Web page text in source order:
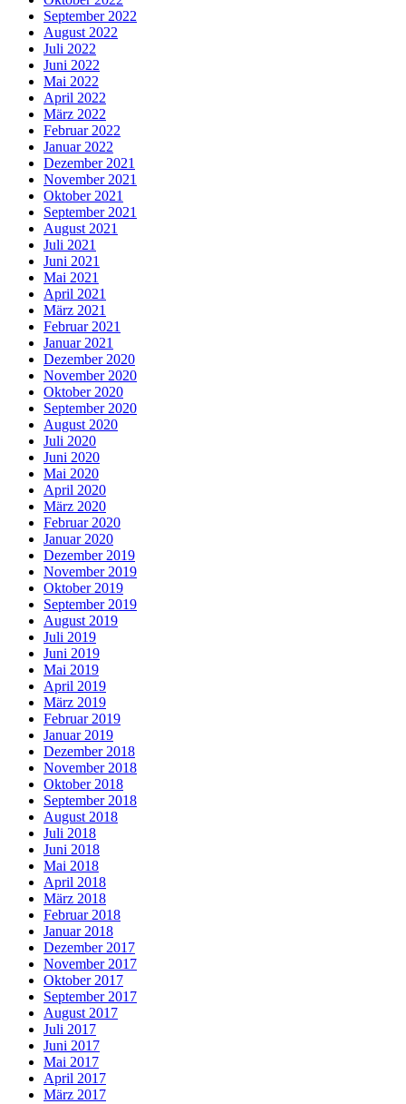
September 2022
August 2022
Juli 2022
Juni 2022
Mai 2022
April 2022
März 2022
Februar 2022
Januar 2022
Dezember 2021
November 2021
Oktober 2021
September 2021
August 2021
Juli 2021
Juni 2021
Mai 2021
April 2021
März 2021
Februar 2021
Januar 2021
Dezember 2020
November 2020
Oktober 2020
September 2020
August 2020
Juli 2020
Juni 2020
Mai 2020
April 2020
März 2020
Februar 2020
Januar 2020
Dezember 2019
November 2019
Oktober 2019
September 2019
August 2019
Juli 2019
Juni 2019
Mai 2019
April 2019
März 2019
Februar 2019
Januar 2019
Dezember 2018
November 2018
Oktober 2018
September 2018
August 2018
Juli 2018
Juni 2018
Mai 2018
April 2018
März 2018
Februar 2018
Januar 2018
Dezember 2017
November 2017
Oktober 2017
September 2017
August 2017
Juli 2017
Juni 2017
Mai 2017
April 2017
März 2017